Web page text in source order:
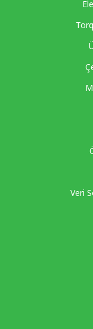
Veri